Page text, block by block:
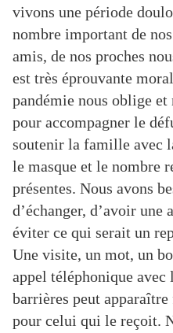
vivons une période
nombre important de
amis, de nos proches
est très éprouvante
pandémie nous oblige et
pour accompagner le
soutenir la famille avec
le masque et le nombre
présentes. Nous avons
d’échanger, d’avoir une
éviter ce qui serait un
Une visite, un mot, un
appel téléphonique avec
barrières peut
pour celui qui le reçoit.